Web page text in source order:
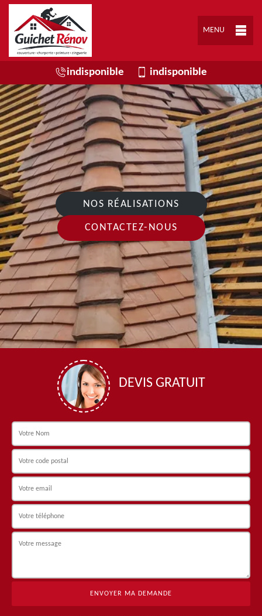
MENU
indisponible indisponible
NOS RÉALISATIONS
CONTACTEZ-NOUS
DEVIS GRATUIT